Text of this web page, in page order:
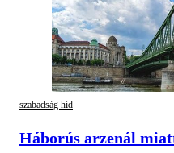
szabadság híd
Háborús arzenál